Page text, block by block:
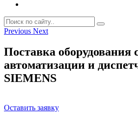
Previous Next
Поставка оборудования
автоматизации и
SIEMENS
Оставить заявку